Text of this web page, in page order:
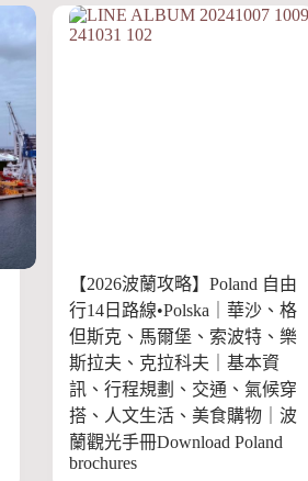
【2026波蘭攻略】Poland 自由
行14日路線•Polska｜華沙、格
但斯克、馬爾堡、索波特、樂
斯拉夫、克拉科夫｜基本資
訊、行程規劃、交通、氣候穿
搭、人文生活、美食購物｜波
蘭觀光手冊Download Poland
brochures